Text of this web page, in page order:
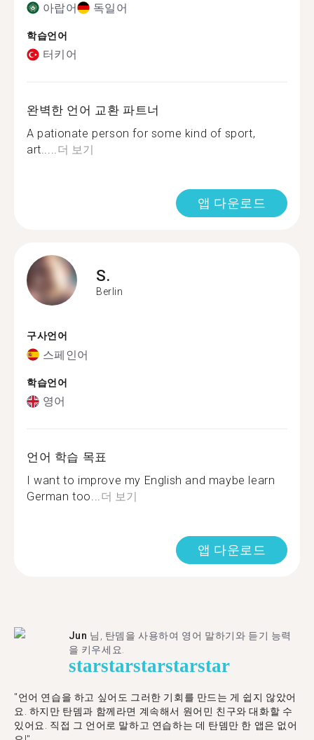
아랍어 독일어
학습언어
터키어
완벽한 언어 교환 파트너
A pationate person for some kind of sport,
art.....더 보기
앱 다운로드
S.
Berlin
구사언어
스페인어
학습언어
영어
언어 학습 목표
I want to improve my English and maybe learn
German too...더 보기
앱 다운로드
Jun 님, 탄뎀을 사용하여 영어 말하기와 듣기 능력
을 키우세요.
starstarstarstarstar
"언어 연습을 하고 싶어도 그러한 기회를 만드는 게 쉽지 않았어
요. 하지만 탄뎀과 함께라면 계속해서 원어민 친구와 대화할 수
있어요. 직접 그 언어로 말하고 연습하는 데 탄뎀만 한 앱은 없어